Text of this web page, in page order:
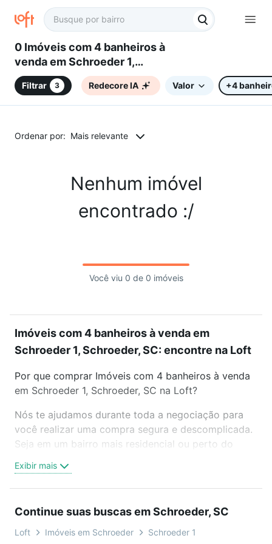
0 Imóveis com 4 banheiros à
venda em Schroeder 1,
Schroeder, SC
Filtrar 3 Redecore IA Valor +4
Ordenar por: Mais relevante
Nenhum imóvel
encontrado :/
Você viu 0 de 0 imóveis
Imóveis com 4 banheiros à venda em
Schroeder 1, Schroeder, SC: encontre na Loft
Por que comprar Imóveis com 4 banheiros à venda
em Schroeder 1, Schroeder, SC na Loft?
Nós te ajudamos durante toda a negociação para
você realizar uma compra segura e descomplicada.
Seja em um bairro mais residencial ou perto do
oferta ideal de Imóveis com 4 banheiros à venda em
Schroeder 1, Schroeder, SC para conquistar seu
videochamada, é grátis, sem compromisso e você
ainda conta com mais de 46 mil corretores e
Exibir mais
Continue suas buscas em Schroeder, SC
Loft Imóveis em Schroeder Schroeder 1